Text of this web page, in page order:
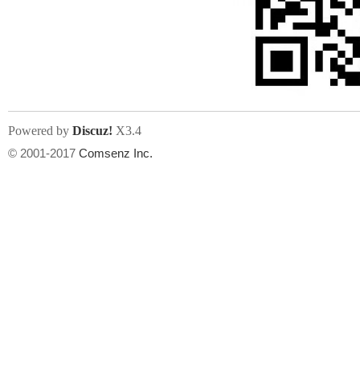
州
jpg, jpeg, gif, png
上传附件
Powered by Discuz! X3.4
© 2001-2017 Comsenz Inc.